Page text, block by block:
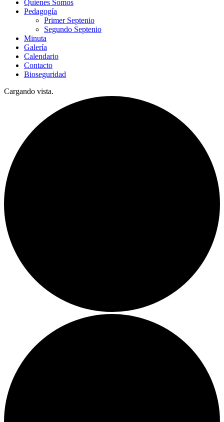
Quienes Somos
Pedagogía
Primer Septenio
Segundo Septenio
Minuta
Galería
Calendario
Contacto
Bioseguridad
Cargando vista.